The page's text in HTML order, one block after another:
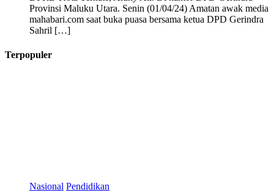
Provinsi Maluku Utara. Senin (01/04/24) Amatan awak media
mahabari.com saat buka puasa bersama ketua DPD Gerindra
Sahril […]
Terpopuler
Nasional Pendidikan